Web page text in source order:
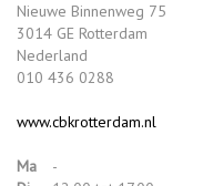
Nieuwe Binnenweg 75
3014 GE Rotterdam
Nederland
010 436 0288
www.cbkrotterdam.nl
Ma
-